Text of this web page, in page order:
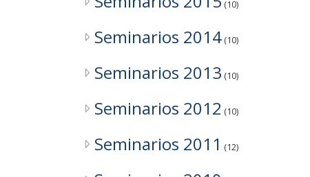
Seminarios
Seminarios 2024
(10)
Seminarios 2014 (10)
Seminarios 2013 (10)
Seminarios 2012 (10)
Seminarios 2011 (12)